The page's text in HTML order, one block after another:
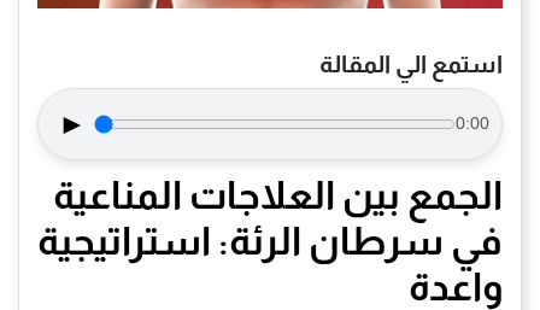
استمع الي المقالة
► 0:00
الجمع بين العلاجات المناعية
في سرطان الرئة: استراتيجية
واعدة